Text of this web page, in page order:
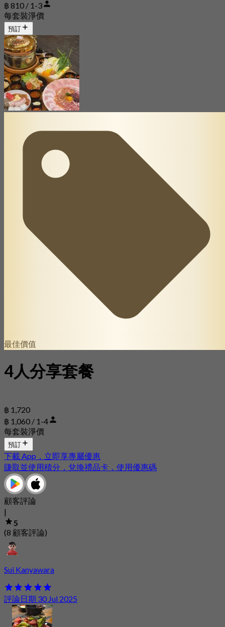
฿ 810 / 1-3
每套裝淨價
預訂
最佳價值
4人分享套餐
฿ 1,720
฿ 1,060 / 1-4
每套裝淨價
預訂
下載 App，立即享專屬優惠
賺取並使用積分，兌換禮品卡，使用優惠碼
顧客評論
|
5
(8 顧客評論)
Sui Kanyawara
評論日期 30 Jul 2025